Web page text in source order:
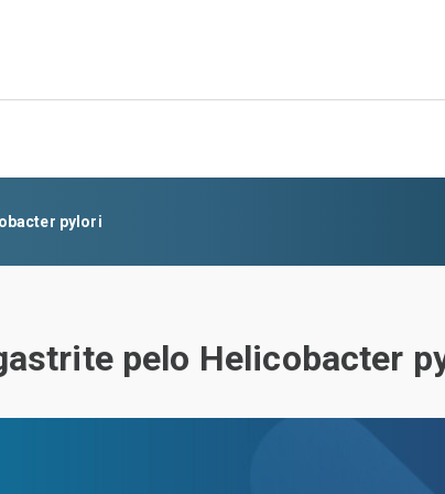
pylori
pelo Helicobacter